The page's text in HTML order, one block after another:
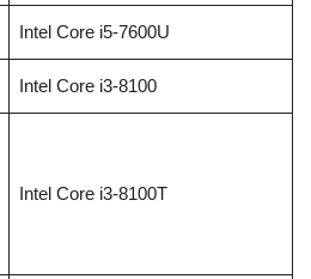
Intel Core i5-7600U
Intel Core i3-8100
Intel Core i3-8100T